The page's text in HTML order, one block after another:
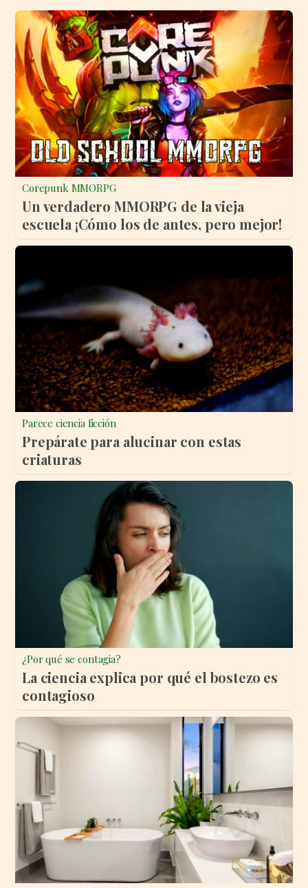
Corepunk MMORPG
Un verdadero MMORPG de la vieja
escuela ¡Cómo los de antes, pero mejor!
Parece ciencia ficción
Prepárate para alucinar con estas
criaturas
¿Por qué se contagia?
La ciencia explica por qué el bostezo es
contagioso